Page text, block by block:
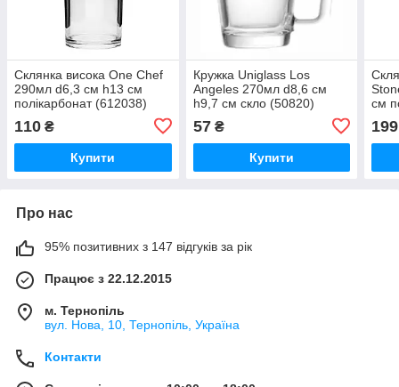
Склянка висока One Chef
290мл d6,3 см h13 см
полікарбонат (612038)
110 ₴
Купити
Кружка Uniglass Los
Angeles 270мл d8,6 см
h9,7 см скло (50820)
57₴
Купити
см
199
Про нас
95% позитивних з 147 відгуків за рік
Працює з 22.12.2015
м. Тернопіль
вул. Нова, 10, Тернопіль, Україна
Контакти